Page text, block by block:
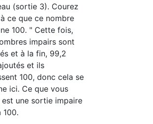
(sortie 3). Courez
ce que ce nombre
100. " Cette fois,
impairs sont
et à la fin, 99,2
et ils
100, donc cela se
ici. Ce que vous
une sortie impaire
100.